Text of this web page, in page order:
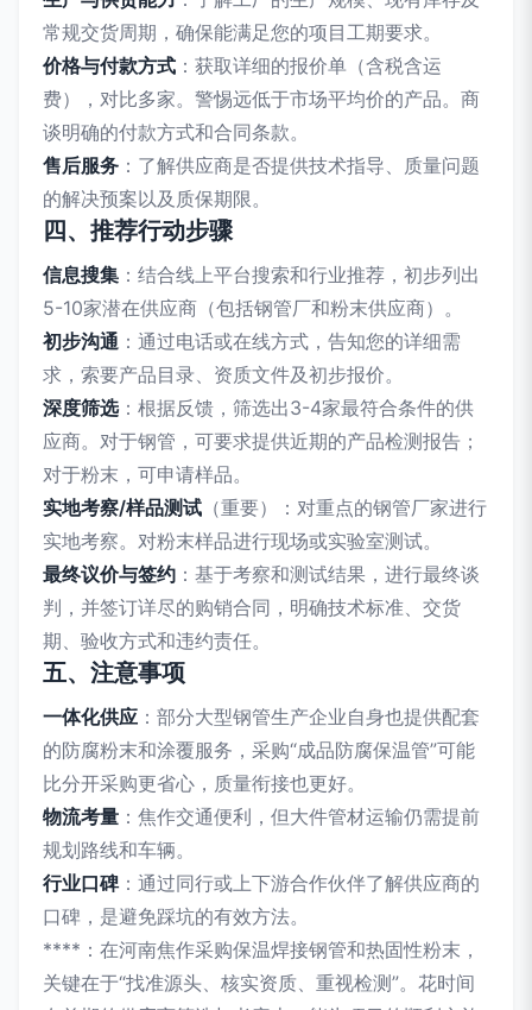
常规交货周期，确保能满足您的项目工期要求。
价格与付款方式 ：获取详细的报价单（含税含运
费），对比多家。警惕远低于市场平均价的产品。商
谈明确的付款方式和合同条款。
售后服务 ：了解供应商是否提供技术指导、质量问题
的解决预案以及质保期限。
四、推荐行动步骤
信息搜集 ：结合线上平台搜索和行业推荐，初步列出
5-10家潜在供应商（包括钢管厂和粉末供应商）。
初步沟通 ：通过电话或在线方式，告知您的详细需
求，索要产品目录、资质文件及初步报价。
深度筛选：根据反馈，筛选出3-4家最符合条件的供
应商。对于钢管，可要求提供近期的产品检测报告；
对于粉末，可申请样品。
实地考察/样品测试 （重要）：对重点的钢管厂家进行
实地考察。对粉末样品进行现场或实验室测试。
最终议价与签约 ：基于考察和测试结果，进行最终谈
判，并签订详尽的购销合同，明确技术标准、交货
期、验收方式和违约责任。
五、注意事项
一体化供应 ：部分大型钢管生产企业自身也提供配套
的防腐粉末和涂覆服务，采购“成品防腐保温管”可能
比分开采购更省心，质量衔接也更好。
物流考量 ：焦作交通便利，但大件管材运输仍需提前
规划路线和车辆。
行业口碑：通过同行或上下游合作伙伴了解供应商的
口碑，是避免踩坑的有效方法。
****：在河南焦作采购保温焊接钢管和热固性粉末，
关键在于“找准源头、核实资质、重视检测”。花时间